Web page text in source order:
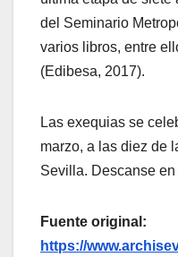
del Seminario
varios libros, entre
(Edibesa, 2017).
Las exequias se
marzo, a las diez de
Sevilla. Descanse en
Fuente original:
https://